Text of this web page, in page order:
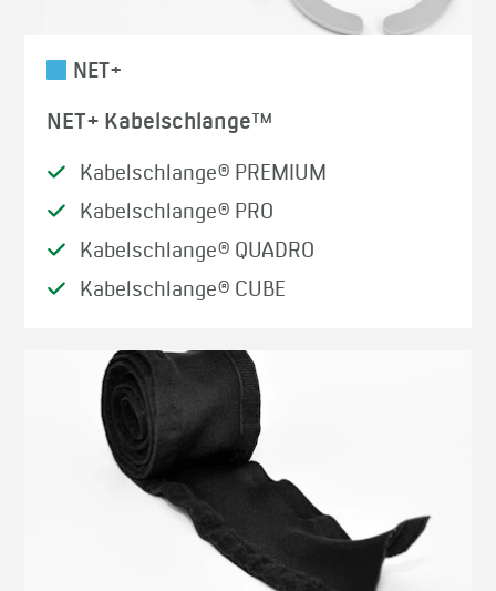
NET+
NET+ Kabelschlange™
Kabelschlange® PREMIUM
Kabelschlange® PRO
Kabelschlange® QUADRO
Kabelschlange® CUBE